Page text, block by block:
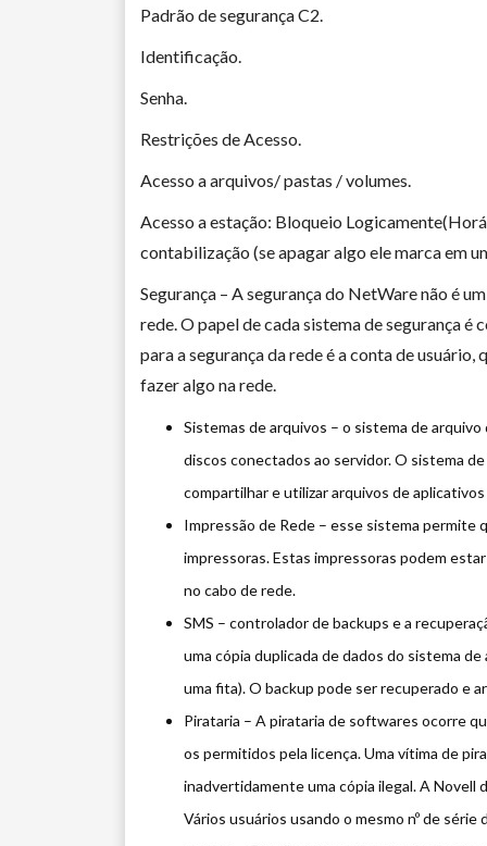
Padrão de segurança C2.
Identificação.
Senha.
Restrições de Acesso.
Acesso a arquivos/ pastas / volumes.
Acesso a estação: Bloqueio
contabilização (se apagar algo ele marca em
Segurança – A segurança do NetWare não é
rede. O papel de cada sistema de segurança
para a segurança da rede é a conta de
fazer algo na rede.
Sistemas de arquivos – o sistema de
discos conectados ao servidor. O sistema
compartilhar e utilizar arquivos de aplicativos
Impressão de Rede – esse sistema permite
impressoras. Estas impressoras podem
no cabo de rede.
SMS – controlador de backups e a
uma cópia duplicada de dados do sistema
uma fita). O backup pode ser recuperado e
Pirataria – A pirataria de softwares ocorre
os permitidos pela licença. Uma vítima de
inadvertidamente uma cópia ilegal. A Novell
Vários usuários usando o mesmo nº de